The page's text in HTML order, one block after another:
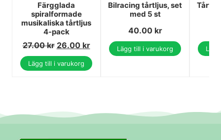
Färgglada
spiralformade
musikaliska tårtljus
4-pack
27.00kr 26.00 kr
Lägg till i varukorg
Bilracing tårtljus, set
med 5 st
40.00 kr
Lägg till i varukorg